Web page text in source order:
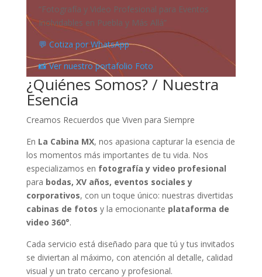
“Fotografía y Video Profesional para Eventos
Inolvidables en Puebla y Más Allá”
💬 Cotiza por WhatsApp
📸 Ver nuestro portafolio Foto
¿Quiénes Somos? / Nuestra
Esencia
Creamos Recuerdos que Viven para Siempre
En La Cabina MX, nos apasiona capturar la esencia de
los momentos más importantes de tu vida. Nos
especializamos en fotografía y video profesional
para bodas, XV años, eventos sociales y
corporativos, con un toque único: nuestras divertidas
cabinas de fotos y la emocionante plataforma de
video 360°.
Cada servicio está diseñado para que tú y tus invitados
se diviertan al máximo, con atención al detalle, calidad
visual y un trato cercano y profesional.